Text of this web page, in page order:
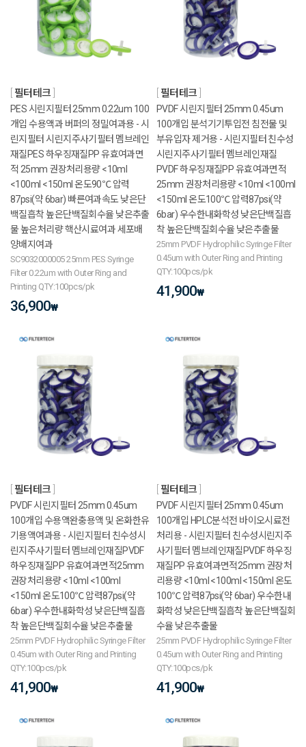
필터테크
PES 시린지필터 25mm 0.22um 100
개입 수용액과 버퍼의 정밀여과용 - 시
린지필터 시린지주사기필터 멤브레인
재질PES 하우징재질PP 유효여과면
적 25mm 권장처리용량 <10ml
<100ml <150ml 온도90℃ 압력
87psi(약 6bar) 빠른여과속도 낮은단
백질흡착 높은단백질회수율 낮은추출
물 높은처리량 핵산시료여과 세포배
양배지여과
SC9032000005 25mm PES Syringe
Filter 0.22um with Outer Ring and
Printing QTY:100pcs/pk
36,900₩
필터테크
PVDF 시린지필터 25mm 0.45um
100개입 분석기기투입전 침전물 및
부유입자 제거용 - 시린지필터 친수성
시린지주사기필터 멤브레인재질
PVDF 하우징재질PP 유효여과면적
25mm 권장처리용량 <10ml <100ml
<150ml 온도100℃ 압력87psi(약
6bar) 우수한내화학성 낮은단백질흡
착 높은단백질회수율 낮은추출물
25mm PVDF Hydrophilic Syringe Filter
0.45um with Outer Ring and Printing
QTY:100pcs/pk
41,900₩
필터테크
PVDF 시린지필터 25mm 0.45um
100개입 수용액완충용액 및 온화한유
기용액여과용 - 시린지필터 친수성시
린지주사기필터 멤브레인재질PVDF
하우징재질PP 유효여과면적25mm
권장처리용량 <10ml <100ml
<150ml 온도100℃ 압력87psi(약
6bar) 우수한내화학성 낮은단백질흡
착 높은단백질회수율 낮은추출물
25mm PVDF Hydrophilic Syringe Filter
0.45um with Outer Ring and Printing
QTY:100pcs/pk
41,900₩
필터테크
PVDF 시린지필터 25mm 0.45um
100개입 HPLC분석전 바이오시료전
처리용 - 시린지필터 친수성시린지주
사기필터 멤브레인재질PVDF 하우징
재질PP 유효여과면적25mm 권장처
리용량 <10ml <100ml <150ml 온도
100℃ 압력87psi(약 6bar) 우수한내
화학성 낮은단백질흡착 높은단백질회
수율 낮은추출물
25mm PVDF Hydrophilic Syringe Filter
0.45um with Outer Ring and Printing
QTY:100pcs/pk
41,900₩